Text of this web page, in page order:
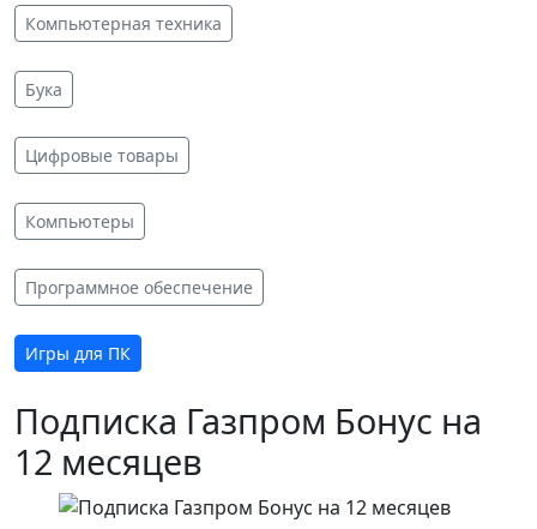
Компьютерная техника
Бука
Цифровые товары
Компьютеры
Программное обеспечение
Игры для ПК
Подписка Газпром Бонус на
12 месяцев